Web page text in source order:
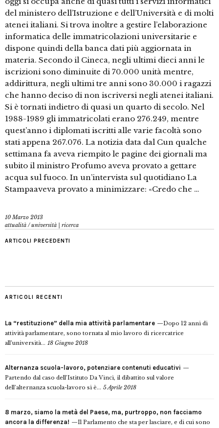
del ministero dell’Istruzione e dell’Università e di molti
atenei italiani. Si trova inoltre a gestire l’elaborazione
informatica delle immatricolazioni universitarie e
dispone quindi della banca dati più aggiornata in
materia. Secondo il Cineca, negli ultimi dieci anni le
iscrizioni sono diminuite di 70.000 unità mentre,
addirittura, negli ultimi tre anni sono 30.000 i ragazzi
che hanno deciso di non iscriversi negli atenei italiani.
Si è tornati indietro di quasi un quarto di secolo. Nel
1988-1989 gli immatricolati erano 276.249, mentre
quest’anno i diplomati iscritti alle varie facoltà sono
stati appena 267.076. La notizia data dal Cun qualche
settimana fa aveva riempito le pagine dei giornali ma
subito il ministro Profumo aveva provato a gettare
acqua sul fuoco. In un’intervista sul quotidiano La
Stampaaveva provato a minimizzare: «Credo che …
10 Marzo 2013
attualità /università | ricerca
ARTICOLI PRECEDENTI
ARTICOLI RECENTI
La “restituzione” della mia attività parlamentare
Dopo 12 anni di
attività parlamentare, sono tornata al mio lavoro di ricercatrice
all’università... 18 Giugno 2018
Alternanza scuola-lavoro, potenziare contenuti educativi
Partendo dal caso dell’Istituto Da Vinci, il dibattito sul valore
dell’alternanza scuola-lavoro si è... 5 Aprile 2018
8 marzo, siamo la metà del Paese, ma, purtroppo, non facciamo
ancora la differenza!
Il Parlamento che sta per lasciare, e di cui sono